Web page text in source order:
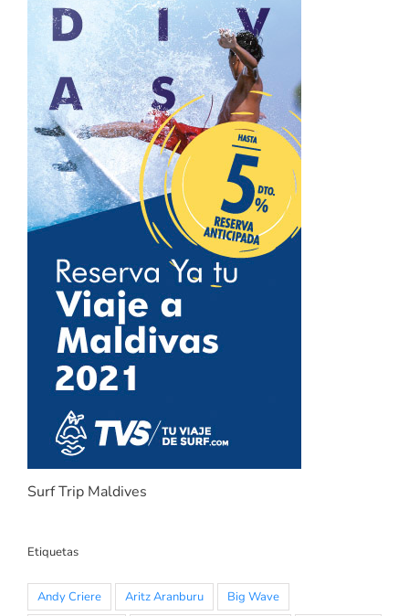
Surf Trip Maldives
Etiquetas
Andy Criere Aritz Aranburu
Big Wave